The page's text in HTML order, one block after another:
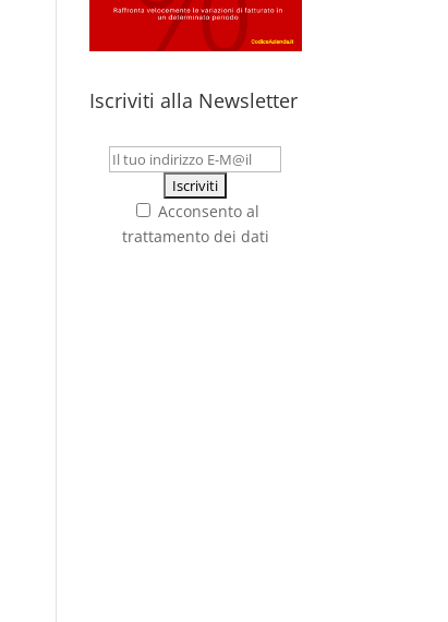
Iscriviti alla Newsletter
Acconsento al
trattamento dei dati